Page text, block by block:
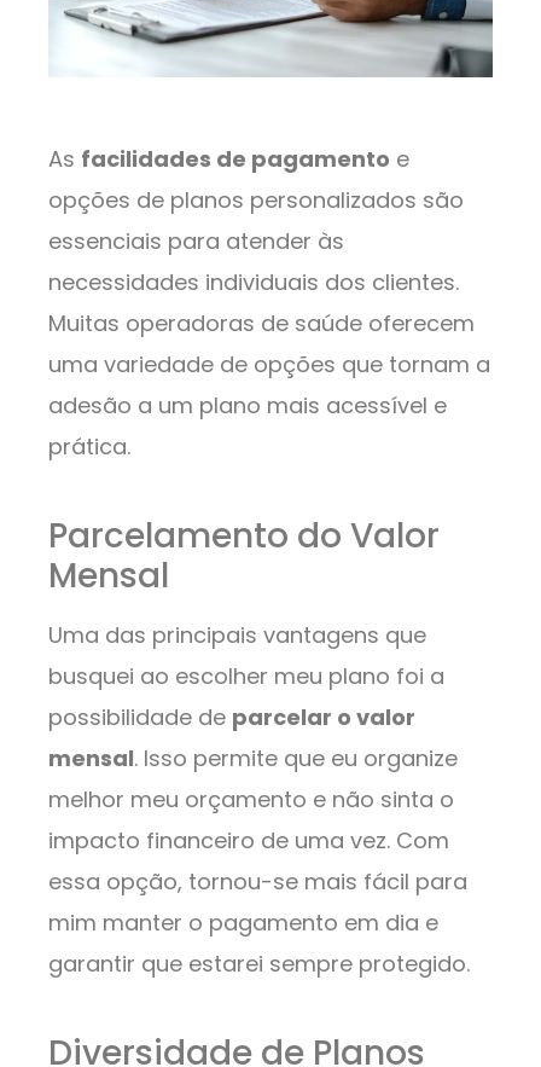
As facilidades de pagamento e
opções de planos personalizados são
essenciais para atender às
necessidades individuais dos clientes.
Muitas operadoras de saúde oferecem
uma variedade de opções que tornam a
adesão a um plano mais acessível e
prática.
Parcelamento do Valor
Mensal
Uma das principais vantagens que
busquei ao escolher meu plano foi a
possibilidade de parcelar o valor
mensal. Isso permite que eu organize
melhor meu orçamento e não sinta o
impacto financeiro de uma vez. Com
essa opção, tornou-se mais fácil para
mim manter o pagamento em dia e
garantir que estarei sempre protegido.
Diversidade de Planos